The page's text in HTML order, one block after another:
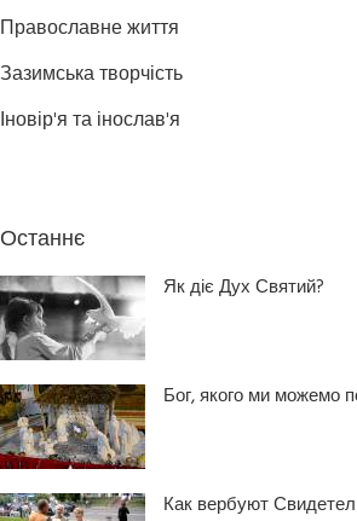
Православне життя
Зазимська творчість
Іновір'я та інослав'я
Останнє
Як діє Дух Святий?
Бог, якого ми можемо
Как вербуют